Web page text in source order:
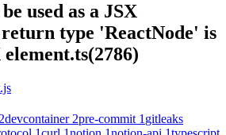
used as a JSX
type 'ReactNode' is
2devcontainer 2pre-commit 1 gitleaks